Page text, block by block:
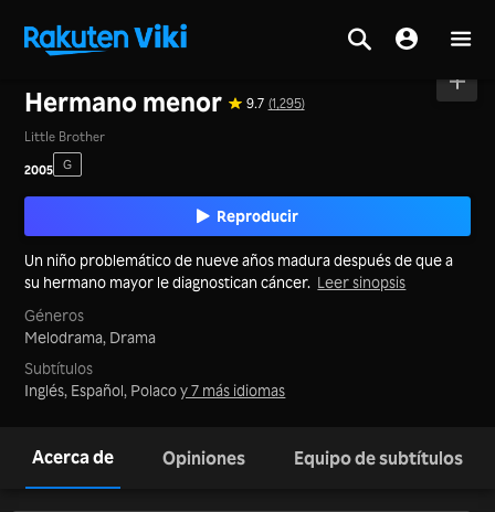
Hermano menor 9.7 (1,295)
Little Brother
2005 G
Reproducir
Un niño problemático de nueve años madura después de que a
su hermano mayor le diagnostican cáncer. Leer sinopsis
Géneros
Melodrama, Drama
Subtítulos
Inglés, Español, Polacoy 7 más idiomas
Acerca de Opiniones Equipo de subtítulos